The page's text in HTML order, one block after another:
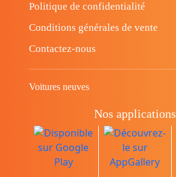
Politique de confidentialité
Conditions générales de vente
Contactez-nous
Voitures neuves
Nos applications